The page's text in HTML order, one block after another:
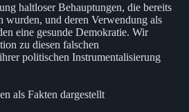
haltloser Behauptungen, die bereits
wurden, und deren Verwendung als
eine gesunde Demokratie. Wir
zu diesen falschen
politischen Instrumentalisierung
als Fakten dargestellt